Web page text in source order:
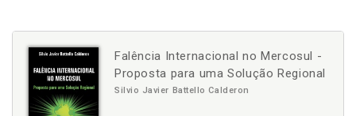
Falência Internacional no Mercosul -
Proposta para uma Solução Regional
Silvio Javier Battello Calderon